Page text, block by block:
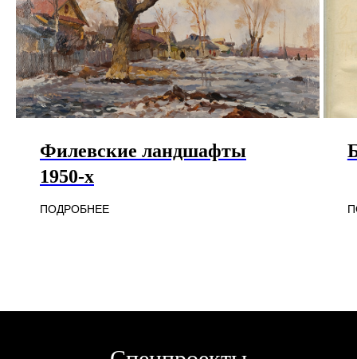
Филевские ландшафты
1950-х
ПОДРОБНЕЕ